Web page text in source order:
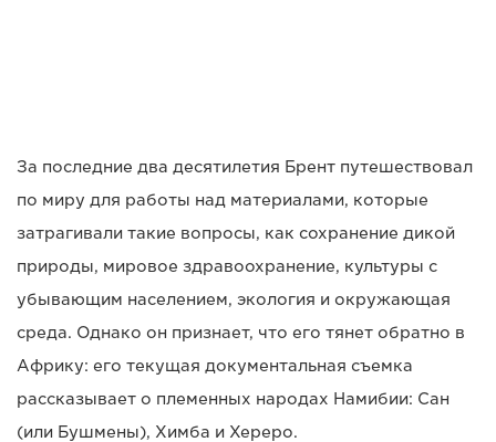
За последние два десятилетия Брент путешествовал
по миру для работы над материалами, которые
затрагивали такие вопросы, как сохранение дикой
природы, мировое здравоохранение, культуры с
убывающим населением, экология и окружающая
среда. Однако он признает, что его тянет обратно в
Африку: его текущая документальная съемка
рассказывает о племенных народах Намибии: Сан
(или Бушмены), Химба и Хереро.